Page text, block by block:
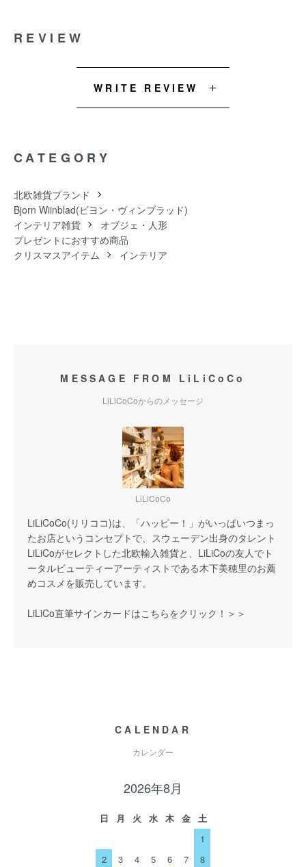
REVIEW
WRITE REVIEW
CATEGORY
北欧雑貨ブランド
Bjorn Wiinblad(ビヨン・ヴィンブラッド)
インテリア雑貨
オブジェ・人形
プレゼントにおすすめ商品
クリスマスアイテム
インテリア
MESSAGE FROM LiLiCoCo
LiLiCoCoからのメッセージ
LiLiCoCo
LiLiCoCo(リリココ)は、「ハッピー！」がいっぱいつまっ
たお店というコンセプトで、スウェーデン出身のタレント
LiLiCoがセレクトした北欧輸入雑貨と、LiLiCoの友人でト
ータルビューティーアーティストである木下美穂里のお薦
めコスメを販売しています。
LiLiCo直筆サインカードはこちらをクリック！＞＞
CALENDAR
カレンダー
2026年8月
日 月 火 水 木 金
土
1
2
3 4 5 6 7
8